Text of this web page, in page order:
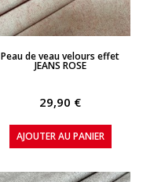
APERÇU RAPIDE
Peau de veau velours effet
JEANS ROSE
29,90 €
AJOUTER AU PANIER